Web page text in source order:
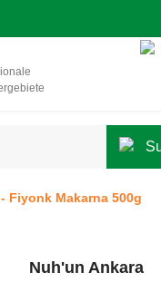
Fiyonk Makarna 500g
Nuh'un Ankara